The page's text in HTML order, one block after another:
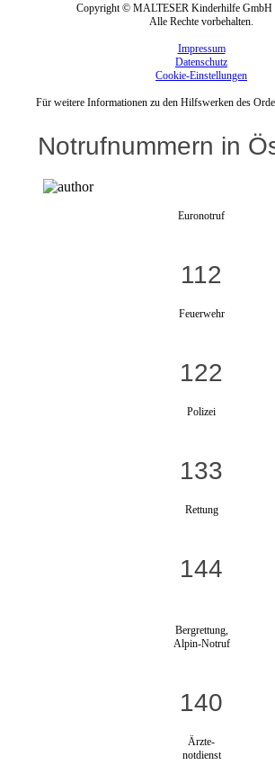
Copyright © MALTESER Kinderhilfe GmbH
Alle Rechte vorbehalten.
Impressum
Datenschutz
Cookie-Einstellungen
Für weitere Informationen zu den Hilfswerken des
Notrufnummern in
Euronotruf
112
Feuerwehr
122
Polizei
133
Rettung
144
Bergrettung,
Alpin-Notruf
140
Ärzte-
notdienst